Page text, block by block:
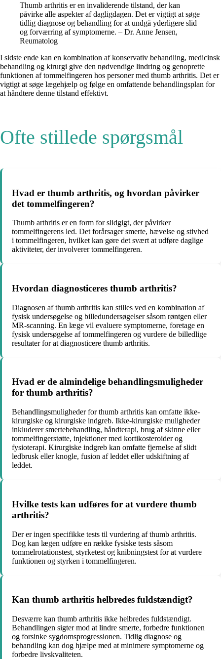
Thumb arthritis er en invaliderende tilstand, der kan
påvirke alle aspekter af dagligdagen. Det er vigtigt at søge
tidlig diagnose og behandling for at undgå yderligere slid
og forværring af symptomerne. – Dr. Anne Jensen,
Reumatolog
I sidste ende kan en kombination af konservativ behandling, medicinsk
behandling og kirurgi give den nødvendige lindring og genoprette
funktionen af ​​tommelfingeren hos personer med thumb arthritis. Det er
vigtigt at søge lægehjælp og følge en omfattende behandlingsplan for
at håndtere denne tilstand effektivt.
Ofte stillede spørgsmål
Hvad er thumb arthritis, og hvordan påvirker
det tommelfingeren?
Thumb arthritis er en form for slidgigt, der påvirker
tommelfingerens led. Det forårsager smerte, hævelse og stivhed
i tommelfingeren, hvilket kan gøre det svært at udføre daglige
aktiviteter, der involverer tommelfingeren.
Hvordan diagnosticeres thumb arthritis?
Diagnosen af thumb arthritis kan stilles ved en kombination af
fysisk undersøgelse og billedundersøgelser såsom røntgen eller
MR-scanning. En læge vil evaluere symptomerne, foretage en
fysisk undersøgelse af tommelfingeren og vurdere de billedlige
resultater for at diagnosticere thumb arthritis.
Hvad er de almindelige behandlingsmuligheder
for thumb arthritis?
Behandlingsmuligheder for thumb arthritis kan omfatte ikke-
kirurgiske og kirurgiske indgreb. Ikke-kirurgiske muligheder
inkluderer smertebehandling, håndterapi, brug af skinne eller
tommelfingerstøtte, injektioner med kortikosteroider og
fysioterapi. Kirurgiske indgreb kan omfatte fjernelse af slidt
ledbrusk eller knogle, fusion af leddet eller udskiftning af
leddet.
Hvilke tests kan udføres for at vurdere thumb
arthritis?
Der er ingen specifikke tests til vurdering af thumb arthritis.
Dog kan lægen udføre en række fysiske tests såsom
tommelrotationstest, styrketest og knibningstest for at vurdere
funktionen og styrken i tommelfingeren.
Kan thumb arthritis helbredes fuldstændigt?
Desværre kan thumb arthritis ikke helbredes fuldstændigt.
Behandlingen sigter mod at lindre smerte, forbedre funktionen
og forsinke sygdomsprogressionen. Tidlig diagnose og
behandling kan dog hjælpe med at minimere symptomerne og
forbedre livskvaliteten.